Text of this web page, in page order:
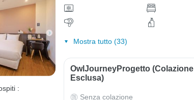
:
Mostra tutto (33)
OwlJourneyProgetto (colazione
Esclusa)
Senza colazione